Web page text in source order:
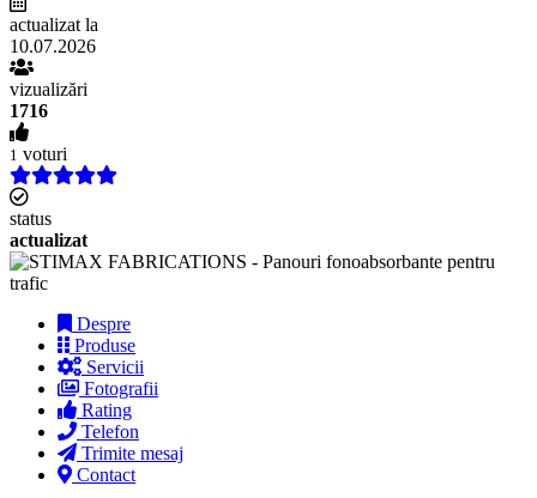
actualizat la
10.07.2026
vizualizări
1716
1 voturi
status
actualizat
Despre
Produse
Servicii
Fotografii
Rating
Telefon
Trimite mesaj
Contact